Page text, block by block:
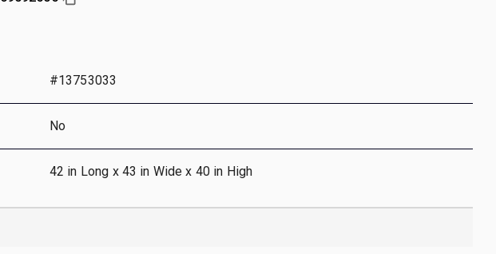
#13753033
No
42 in Long x 43 in Wide x 40 in High